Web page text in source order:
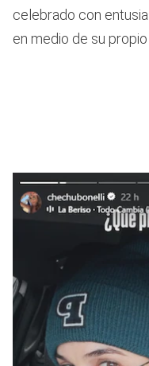
celebrado con
en medio de su